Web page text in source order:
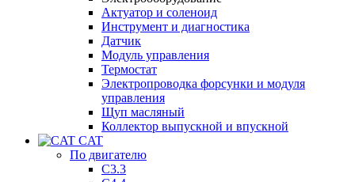
Актуатор и соленоид
Инструмент и диагностика
Датчик
Модуль управления
Термостат
Электропроводка форсунки и модуля
управления
Щуп масляный
Коллектор выпускной и впускной
CAT
По двигателю
C3.3